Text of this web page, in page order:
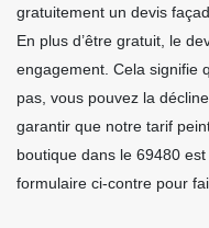
gratuitement un devis
En plus d’être gratuit, le
engagement. Cela signifie
pas, vous pouvez la
garantir que notre tarif
boutique dans le 69480
formulaire ci-contre pour